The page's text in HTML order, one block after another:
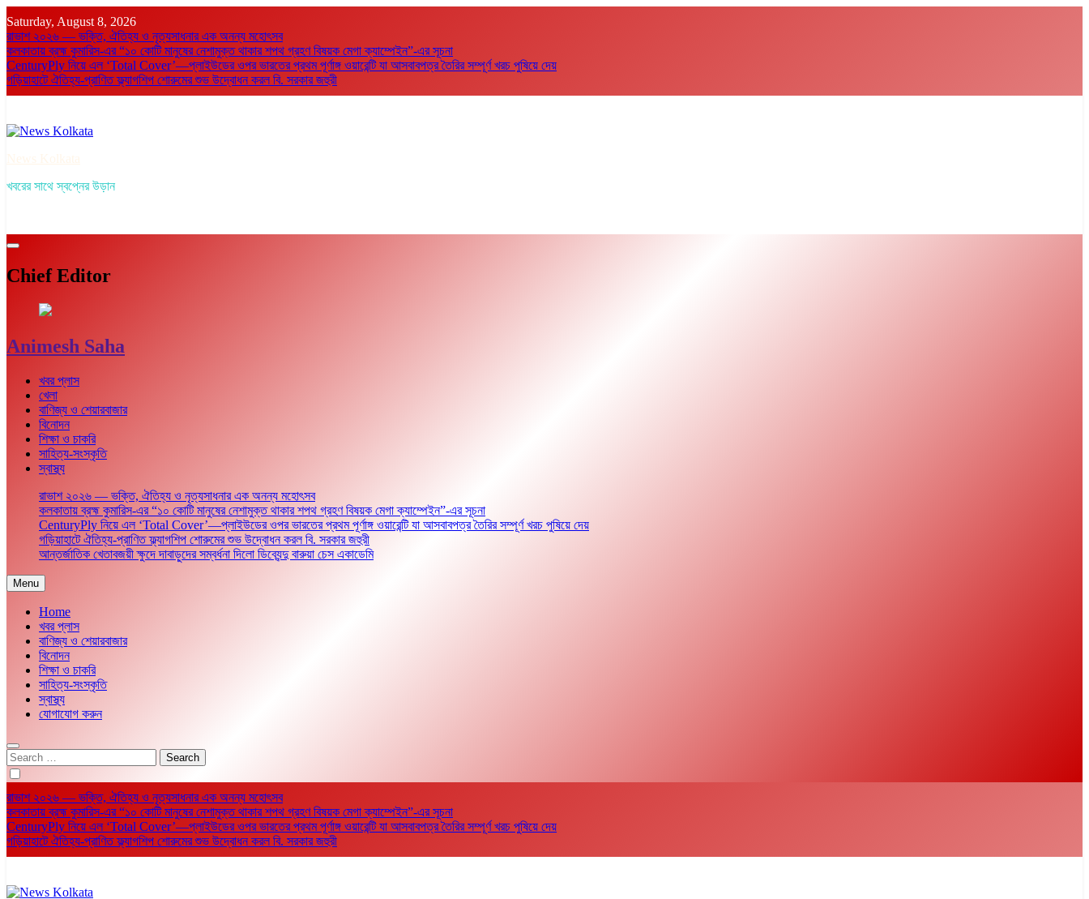
to
content
Saturday, August 8, 2026
রাভাশ ২০২৬ — ভক্তি, ঐতিহ্য ও নৃত্যসাধনার এক অনন্য মহোৎসব
কলকাতায় ব্রহ্ম কুমারিস-এর “১০ কোটি মানুষের নেশামুক্ত থাকার শপথ গ্রহণ বিষয়ক মেগা ক্যাম্পেইন”-এর সূচনা
CenturyPly নিয়ে এল ‘Total Cover’—প্লাইউডের ওপর ভারতের প্রথম পূর্ণাঙ্গ ওয়ারেন্টি যা আসবাবপত্র তৈরির সম্পূর্ণ খরচ পুষিয়ে দেয়
গড়িয়াহাটে ঐতিহ্য-প্রাণিত ফ্ল্যাগশিপ শোরুমের শুভ উদ্বোধন করল বি. সরকার জহুরী
খবরের সাথে স্বপ্নের উড়ান
Chief Editor
Animesh Saha
খবর প্লাস
খেলা
বাণিজ্য ও শেয়ারবাজার
বিনোদন
শিক্ষা ও চাকরি
সাহিত্য-সংস্কৃতি
স্বাস্থ্য
রাভাশ ২০২৬ — ভক্তি, ঐতিহ্য ও নৃত্যসাধনার এক অনন্য মহোৎসব
কলকাতায় ব্রহ্ম কুমারিস-এর “১০ কোটি মানুষের নেশামুক্ত থাকার শপথ গ্রহণ বিষয়ক মেগা ক্যাম্পেইন”-এর সূচনা
CenturyPly নিয়ে এল ‘Total Cover’—প্লাইউডের ওপর ভারতের প্রথম পূর্ণাঙ্গ ওয়ারেন্টি যা আসবাবপত্র তৈরির সম্পূর্ণ খরচ পুষিয়ে দেয়
গড়িয়াহাটে ঐতিহ্য-প্রাণিত ফ্ল্যাগশিপ শোরুমের শুভ উদ্বোধন করল বি. সরকার জহুরী
আন্তর্জাতিক খেতাবজয়ী ক্ষুদে দাবাড়ুদের সম্বর্ধনা দিলো ডিব্যেন্দু বারুয়া চেস একাডেমি
Menu
Home
খবর প্লাস
বাণিজ্য ও শেয়ারবাজার
বিনোদন
শিক্ষা ও চাকরি
সাহিত্য-সংস্কৃতি
স্বাস্থ্য
যোগাযোগ করুন
Search
for:
রাভাশ ২০২৬ — ভক্তি, ঐতিহ্য ও নৃত্যসাধনার এক অনন্য মহোৎসব
কলকাতায় ব্রহ্ম কুমারিস-এর “১০ কোটি মানুষের নেশামুক্ত থাকার শপথ গ্রহণ বিষয়ক মেগা ক্যাম্পেইন”-এর সূচনা
CenturyPly নিয়ে এল ‘Total Cover’—প্লাইউডের ওপর ভারতের প্রথম পূর্ণাঙ্গ ওয়ারেন্টি যা আসবাবপত্র তৈরির সম্পূর্ণ খরচ পুষিয়ে দেয়
গড়িয়াহাটে ঐতিহ্য-প্রাণিত ফ্ল্যাগশিপ শোরুমের শুভ উদ্বোধন করল বি. সরকার জহুরী